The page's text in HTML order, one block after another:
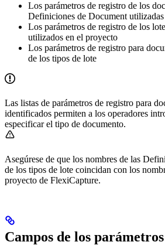
Los parámetros de registro de los
Definiciones de Document
Los parámetros de registro de los
utilizados en el proyecto
Los parámetros de registro para
de los tipos de lote
Las listas de parámetros de registro para
identificados permiten a los operadores
especificar el tipo de documento.
Asegúrese de que los nombres de las
de los tipos de lote coincidan con los
proyecto de FlexiCapture.
Campos de los parámetros